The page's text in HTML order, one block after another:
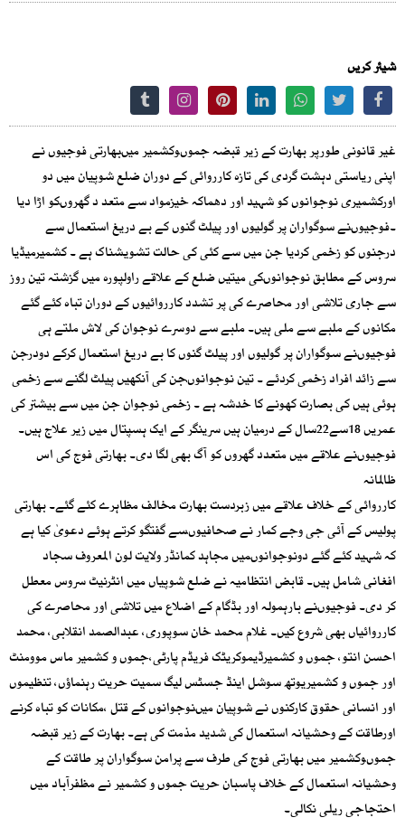
شیئر کریں
غیر قانونی طورپر بھارت کے زیر قبضہ جموںوکشمیر میںبھارتی فوجیوں نے
اپنی ریاستی دہشت گردی کی تازہ کارروائی کے دوران ضلع شوپیان میں دو
اورکشمیری نوجوانوں کو شہید اور دھماکہ خیزمواد سے متعد د گھروںکو اڑا دیا
۔فوجیوںنے سوگواران پر گولیوں اور پیلٹ گنوں کے بے دریغ استعمال سے
درجنوں کو زخمی کردیا جن میں سے کئی کی حالت تشویشناک ہے ۔ کشمیرمیڈیا
سروس کے مطابق نوجوانوںکی میتیں ضلع کے علاقے راولپورہ میں گزشتہ تین روز
سے جاری تلاشی اور محاصرے کی پر تشدد کارروائیوں کے دوران تباہ کئے گئے
مکانوں کے ملبے سے ملی ہیں۔ ملبے سے دوسرے نوجوان کی لاش ملتے ہی
فوجیوںنے سوگواران پر گولیوں اور پیلٹ گنوں کا بے دریغ استعمال کرکے دودرجن
سے زائد افراد زخمی کردئے ۔ تین نوجوانوںجن کی آنکھیں پیلٹ لگنے سے زخمی
ہوئی ہیں کی بصارت کھونے کا خدشہ ہے ۔ زخمی نوجوان جن میں سے بیشتر کی
عمریں 18سے22سال کے درمیان ہیں سرینگر کے ایک ہسپتال میں زیر علاج ہیں۔
فوجیوںنے علاقے میں متعدد گھروں کو آگ بھی لگا دی۔ بھارتی فوج کی اس
ظالمانہ
کارروائی کے خلاف علاقے میں زبردست بھارت مخالف مظاہرے کئے گئے۔ بھارتی
پولیس کے آئی جی وجے کمار نے صحافیوںسے گفتگو کرتے ہوئے دعویٰ کیا ہے
کہ شہید کئے گئے دونوجوانوںمیں مجاہد کمانڈر ولایت لون المعروف سجاد
افغانی شامل ہیں۔ قابض انتظامیہ نے ضلع شوپیاں میں انٹرنیٹ سروس معطل
کر دی۔ فوجیوںنے بارہمولہ اور بڈگام کے اضلاع میں تلاشی اور محاصرے کی
کارروائیاں بھی شروع کیں۔ غلام محمد خان سوپوری، عبدالصمد انقلابی، محمد
احسن انتو، جموں و کشمیرڈیموکریٹک فریڈم پارٹی،جموں و کشمیر ماس موومنٹ
اور جموں و کشمیریوتھ سوشل اینڈ جسٹس لیگ سمیت حریت رہنماؤں، تنظیموں
اور انسانی حقوق کارکنوں نے شوپیان میںنوجوانوں کے قتل ،مکانات کو تباہ کرنے
اورطاقت کے وحشیانہ استعمال کی شدید مذمت کی ہے۔ بھارت کے زیر قبضہ
جموںوکشمیر میں بھارتی فوج کی طرف سے پرامن سوگواران پر طاقت کے
وحشیانہ استعمال کے خلاف پاسبان حریت جموں و کشمیر نے مظفرآباد میں
احتجاجی ریلی نکالی۔